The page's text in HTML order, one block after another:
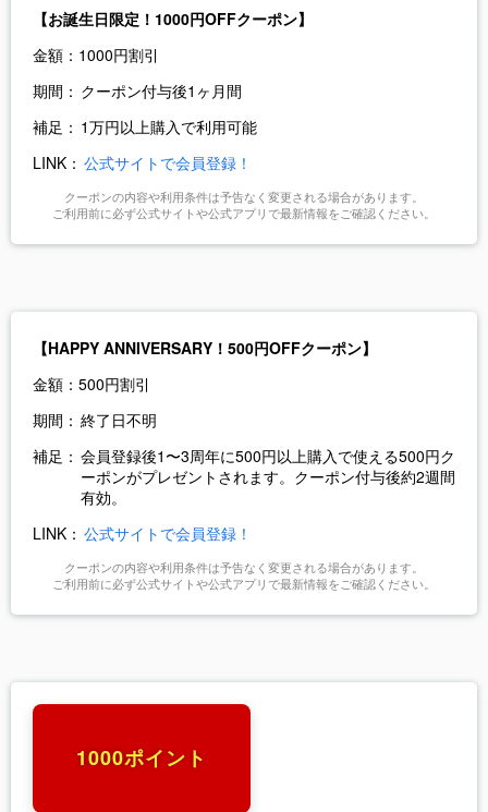
【お誕生日限定！1000円OFFクーポン】
金額： 1000円割引
期間： クーポン付与後1ヶ月間
補足： 1万円以上購入で利用可能
LINK： 公式サイトで会員登録！
クーポンの内容や利用条件は予告なく変更される場合があります。
ご利用前に必ず公式サイトや公式アプリで最新情報をご確認ください。
【HAPPY ANNIVERSARY！500円OFFクーポン】
金額： 500円割引
期間： 終了日不明
補足： 会員登録後1〜3周年に500円以上購入で使える500円ク
ーポンがプレゼントされます。クーポン付与後約2週間
有効。
LINK： 公式サイトで会員登録！
クーポンの内容や利用条件は予告なく変更される場合があります。
ご利用前に必ず公式サイトや公式アプリで最新情報をご確認ください。
1000ポイント